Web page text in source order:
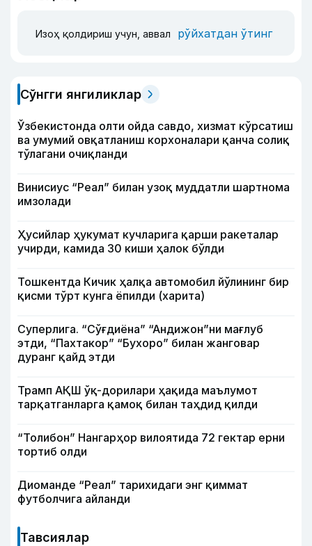
Изоҳ қолдириш учун, аввал рўйхатдан ўтинг
Сўнгги янгиликлар
Ўзбекистонда олти ойда савдо, хизмат кўрсатиш
ва умумий овқатланиш корхоналари қанча солиқ
тўлагани очиқланди
Винисиус “Реал” билан узоқ муддатли шартнома
имзолади
Ҳусийлар ҳукумат кучларига қарши ракеталар
учирди, камида 30 киши ҳалок бўлди
Тошкентда Кичик ҳалқа автомобил йўлининг бир
қисми тўрт кунга ёпилди (харита)
Суперлига. “Сўғдиёна” “Андижон”ни мағлуб
этди, “Пахтакор” “Бухоро” билан жанговар
дуранг қайд этди
Трамп АҚШ ўқ-дорилари ҳақида маълумот
тарқатганларга қамоқ билан таҳдид қилди
“Толибон” Нангарҳор вилоятида 72 гектар ерни
тортиб олди
Диоманде “Реал” тарихидаги энг қиммат
футболчига айланди
Тавсиялар